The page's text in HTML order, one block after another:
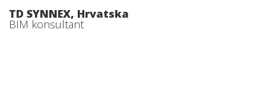
TD SYNNEX, Hrvatska
BIM konsultant